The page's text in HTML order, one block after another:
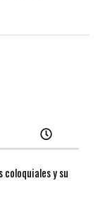
y su